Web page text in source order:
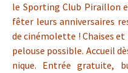
le Sporting Club Piraillon
fêter leurs anniversaires
de cinémolette ! Chaises
pelouse possible. Accueil
nique. Entrée gratuite,